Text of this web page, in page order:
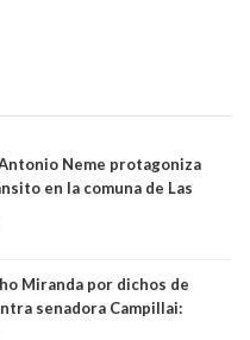
Neme protagoniza
en la comuna de Las
Miranda por dichos de
senadora Campillai: